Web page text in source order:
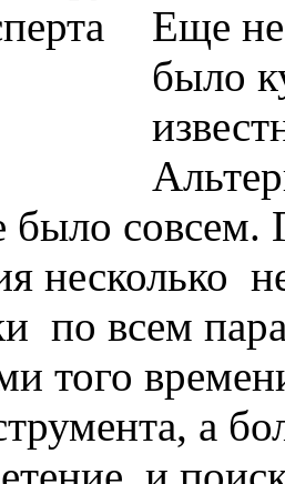
Еще
было
совсем.
несколько
по всем
того
а